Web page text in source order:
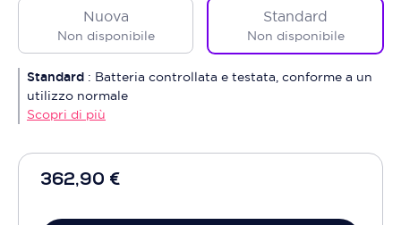
362,90 €
Nuova
Non disponibile
Standard
Non disponibile
Standard : Batteria controllata e testata, conforme a un
utilizzo normale
Scopri di più